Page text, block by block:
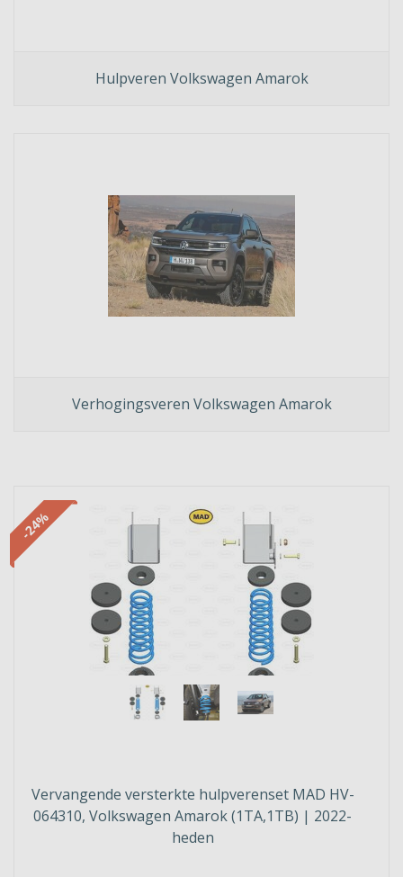
Hulpveren Volkswagen Amarok
Verhogingsveren Volkswagen Amarok
-24%
Vervangende versterkte hulpverenset MAD HV-
064310, Volkswagen Amarok (1TA,1TB) | 2022-
heden